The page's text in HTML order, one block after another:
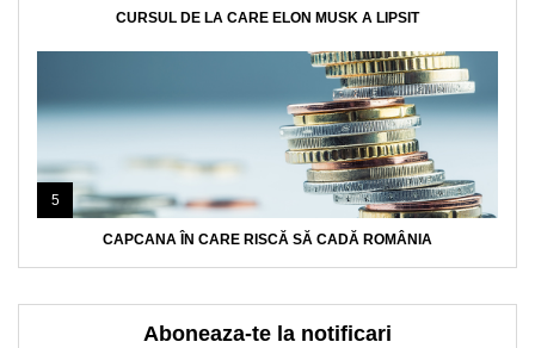
CURSUL DE LA CARE ELON MUSK A LIPSIT
5
CAPCANA ÎN CARE RISCĂ SĂ CADĂ ROMÂNIA
Aboneaza-te la notificari